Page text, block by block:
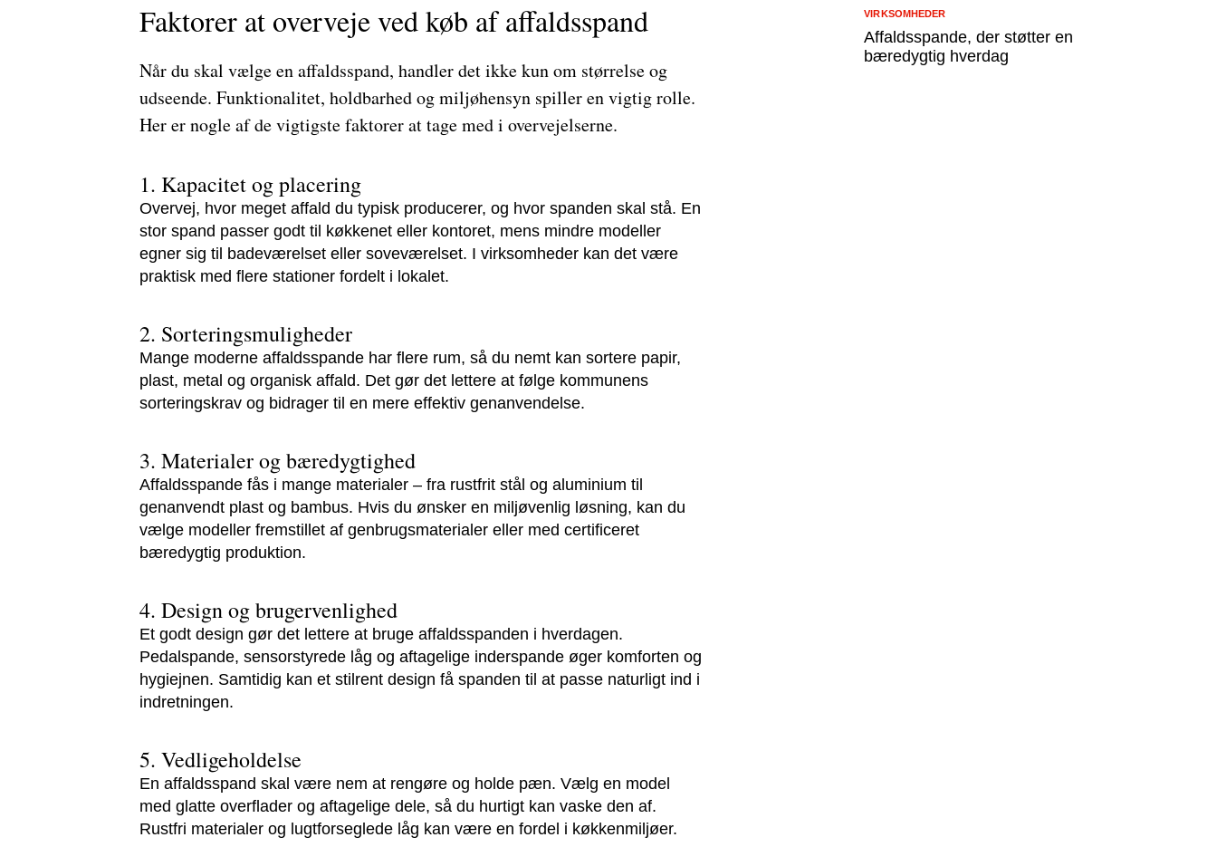
Faktorer at overveje ved køb af affaldsspand
Når du skal vælge en affaldsspand, handler det ikke kun om størrelse og
udseende. Funktionalitet, holdbarhed og miljøhensyn spiller en vigtig rolle.
Her er nogle af de vigtigste faktorer at tage med i overvejelserne.
1. Kapacitet og placering
Overvej, hvor meget affald du typisk producerer, og hvor spanden skal stå. En
stor spand passer godt til køkkenet eller kontoret, mens mindre modeller
egner sig til badeværelset eller soveværelset. I virksomheder kan det være
praktisk med flere stationer fordelt i lokalet.
2. Sorteringsmuligheder
Mange moderne affaldsspande har flere rum, så du nemt kan sortere papir,
plast, metal og organisk affald. Det gør det lettere at følge kommunens
sorteringskrav og bidrager til en mere effektiv genanvendelse.
3. Materialer og bæredygtighed
Affaldsspande fås i mange materialer – fra rustfrit stål og aluminium til
genanvendt plast og bambus. Hvis du ønsker en miljøvenlig løsning, kan du
vælge modeller fremstillet af genbrugsmaterialer eller med certificeret
bæredygtig produktion.
4. Design og brugervenlighed
Et godt design gør det lettere at bruge affaldsspanden i hverdagen.
Pedalspande, sensorstyrede låg og aftagelige inderspande øger komforten og
hygiejnen. Samtidig kan et stilrent design få spanden til at passe naturligt ind i
indretningen.
5. Vedligeholdelse
En affaldsspand skal være nem at rengøre og holde pæn. Vælg en model
med glatte overflader og aftagelige dele, så du hurtigt kan vaske den af.
Rustfri materialer og lugtforseglede låg kan være en fordel i køkkenmiljøer.
Affaldsspande, der støtter en
bæredygtig hverdag
VIRKSOMHEDER